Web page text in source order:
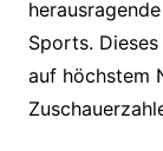
Sports.
auf höchstem